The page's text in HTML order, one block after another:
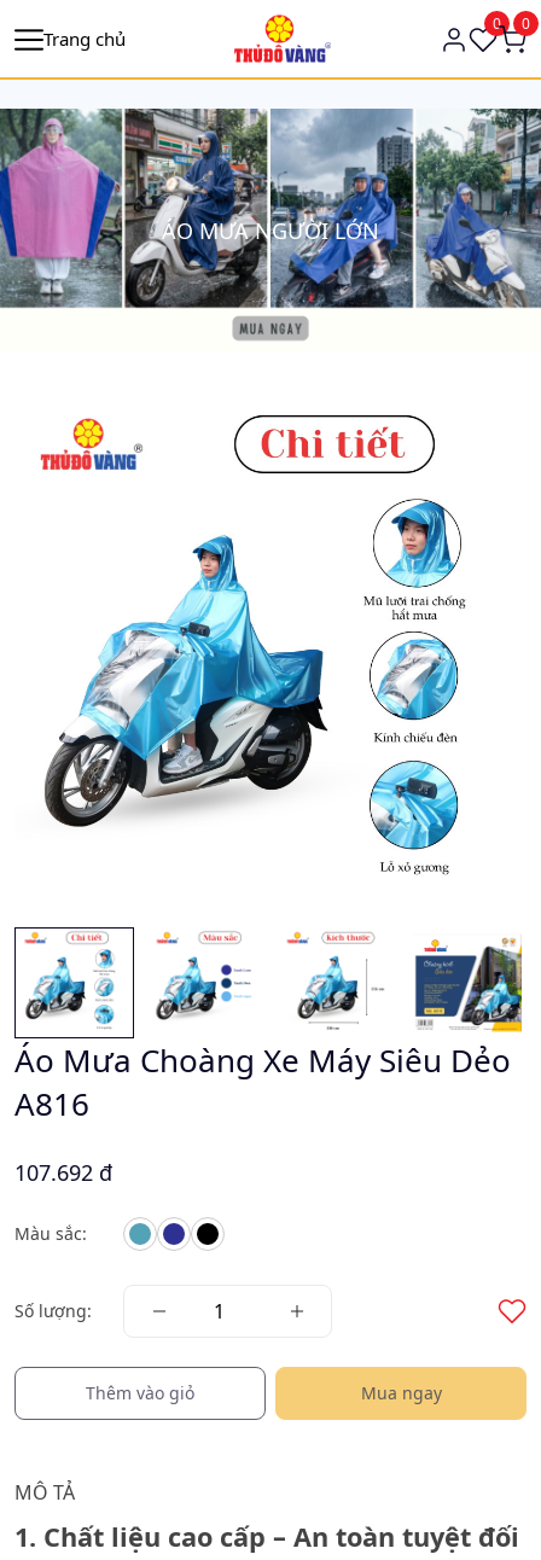
https://tagmanager.google.com/
Trang chủ
0 0
ÁO MƯA NGƯỜI LỚN
Áo Mưa Choàng Xe Máy Siêu Dẻo
A816
107.692 đ
Màu sắc:
Số lượng:
Thêm vào giỏ Mua ngay
MÔ TẢ
1. Chất liệu cao cấp – An toàn tuyệt đối